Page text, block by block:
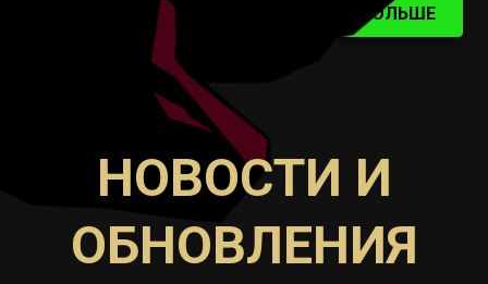
СМОТРИТЕ ТРЕЙЛЕР УЗНАТЬ БОЛЬШЕ
НОВОСТИ И
ОБНОВЛЕНИЯ